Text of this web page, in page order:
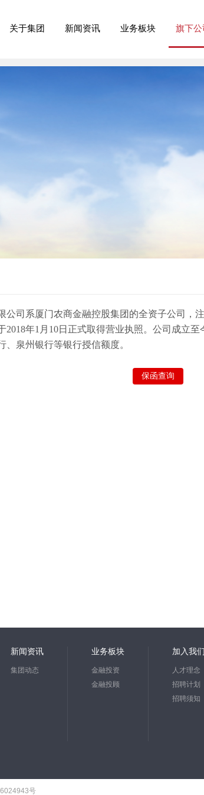
关于集团 新闻资讯 业务板块 旗下公
公司系厦门农商金融控股集团的全资子公司，
2018年1月10日正式取得营业执照。公司成立
、泉州银行等银行授信额度。
保函查询
新闻资讯
集团动态
业务板块
金融投资
金融投顾
加入我们
人才理念
招聘计划
招聘须知
号